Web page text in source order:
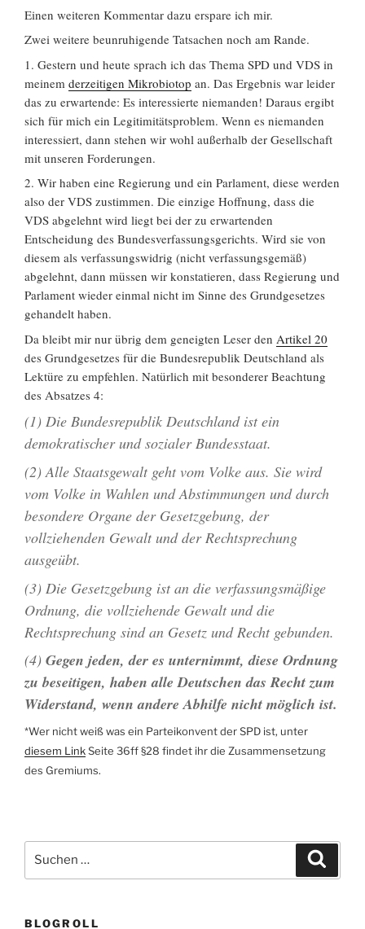
Einen weiteren Kommentar dazu erspare ich mir.
Zwei weitere beunruhigende Tatsachen noch am Rande.
1. Gestern und heute sprach ich das Thema SPD und VDS in
meinem derzeitigen Mikrobiotop an. Das Ergebnis war leider
das zu erwartende: Es interessierte niemanden! Daraus ergibt
sich für mich ein Legitimitätsproblem. Wenn es niemanden
interessiert, dann stehen wir wohl außerhalb der Gesellschaft
mit unseren Forderungen.
2. Wir haben eine Regierung und ein Parlament, diese werden
also der VDS zustimmen. Die einzige Hoffnung, dass die
VDS abgelehnt wird liegt bei der zu erwartenden
Entscheidung des Bundesverfassungsgerichts. Wird sie von
diesem als verfassungswidrig (nicht verfassungsgemäß)
abgelehnt, dann müssen wir konstatieren, dass Regierung und
Parlament wieder einmal nicht im Sinne des Grundgesetzes
gehandelt haben.
Da bleibt mir nur übrig dem geneigten Leser den Artikel 20
des Grundgesetzes für die Bundesrepublik Deutschland als
Lektüre zu empfehlen. Natürlich mit besonderer Beachtung
des Absatzes 4:
(1) Die Bundesrepublik Deutschland ist ein
demokratischer und sozialer Bundesstaat.
(2) Alle Staatsgewalt geht vom Volke aus. Sie wird
vom Volke in Wahlen und Abstimmungen und durch
besondere Organe der Gesetzgebung, der
vollziehenden Gewalt und der Rechtsprechung
ausgeübt.
(3) Die Gesetzgebung ist an die verfassungsmäßige
Ordnung, die vollziehende Gewalt und die
Rechtsprechung sind an Gesetz und Recht gebunden.
(4) Gegen jeden, der es unternimmt, diese Ordnung
zu beseitigen, haben alle Deutschen das Recht zum
Widerstand, wenn andere Abhilfe nicht möglich ist.
*Wer nicht weiß was ein Parteikonvent der SPD ist, unter
diesem LinkSeite 36ff §28 findet ihr die Zusammensetzung
des Gremiums.
nach:
BLOGROLL